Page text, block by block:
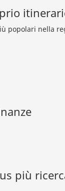
popolari nella
più